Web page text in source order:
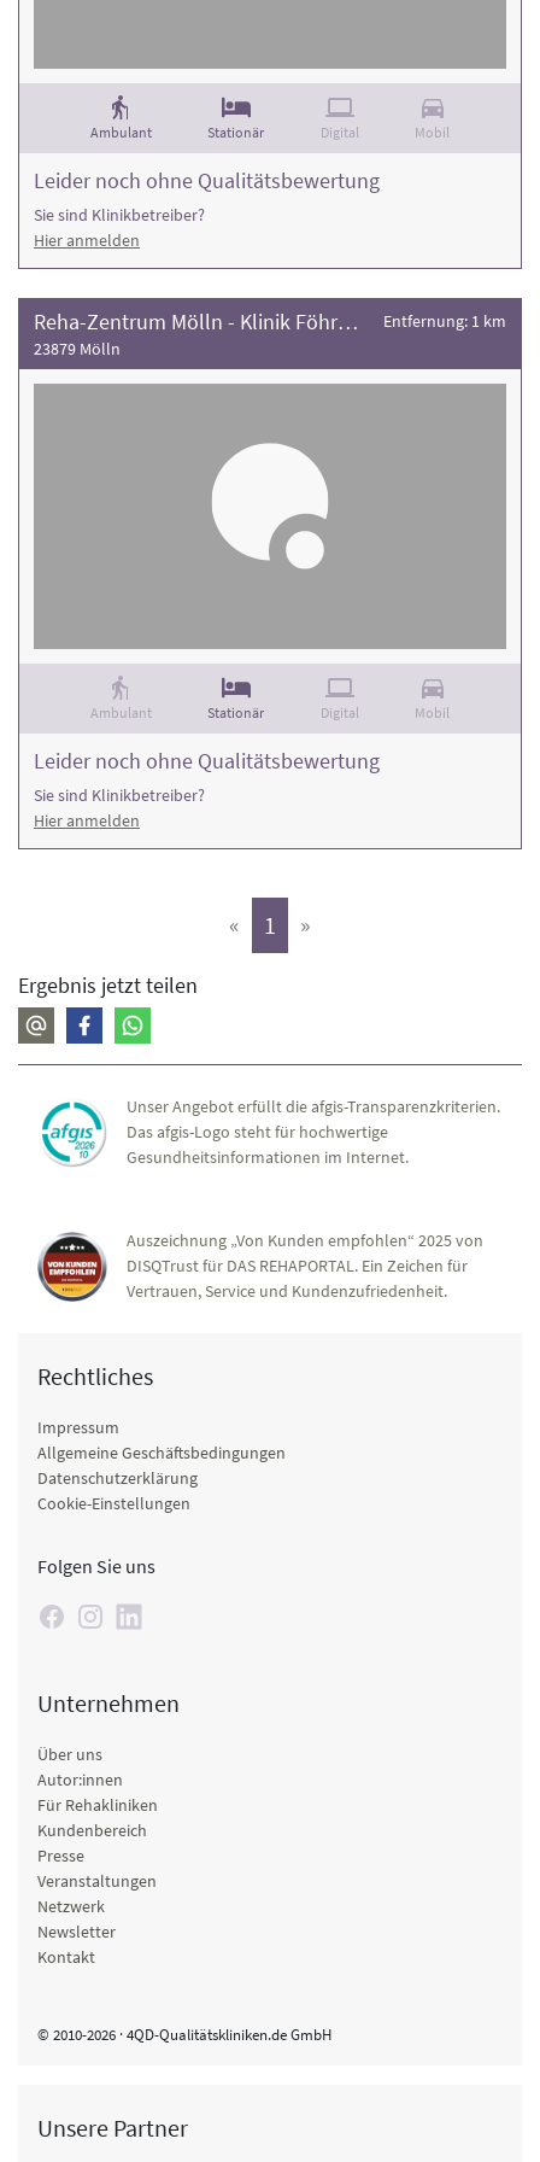
Ambulant Stationär Digital Mobil
Leider noch ohne Qualitätsbewertung
Sie sind Klinikbetreiber?
Hier anmelden
Reha-Zentrum Mölln - Klinik Föhrenkamp
23879 Mölln
Entfernung: 1 km
Ambulant Stationär Digital Mobil
Leider noch ohne Qualitätsbewertung
Sie sind Klinikbetreiber?
Hier anmelden
« 1 (aktiv)
»
Ergebnis jetzt teilen
Unser Angebot erfüllt die afgis-Transparenzkriterien.
Das afgis-Logo steht für hochwertige
Gesundheitsinformationen im Internet.
Auszeichnung „Von Kunden empfohlen“ 2025 von
DISQTrust für DAS REHAPORTAL. Ein Zeichen für
Vertrauen, Service und Kundenzufriedenheit.
Rechtliches
Impressum
Allgemeine Geschäftsbedingungen
Datenschutzerklärung
Cookie-Einstellungen
Folgen Sie uns
Unternehmen
Über uns
Autor:innen
Für Rehakliniken
Kundenbereich
Presse
Veranstaltungen
Netzwerk
Newsletter
Kontakt
© 2010-2026 · 4QD-Qualitätskliniken.de GmbH
Unsere Partner